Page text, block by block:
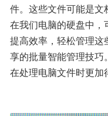
件。这些文件可能是
在我们电脑的硬盘中，
提高效率，轻松管理
享的批量智能管理技
在处理电脑文件时更加